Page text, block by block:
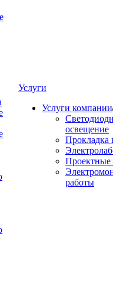
Услуги
Услуги компании
освещение
Прокладка
Проектные
работы